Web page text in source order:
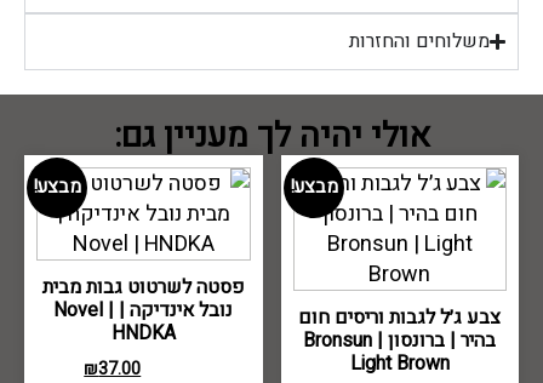
משלוחים והחזרות
אולי יהיה לך מעניין גם:
מבצע!
צבע ג׳ל לגבות וריסים חום
בהיר | ברונסון Bronsun |
Light Brown
מבצע!
פסטה לשרטוט גבות מבית
נובל אינדיקה | Novel |
HNDKA
₪37.00